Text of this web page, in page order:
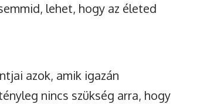
lehet, hogy az életed
azok, amik igazán
nincs szükség arra, hogy